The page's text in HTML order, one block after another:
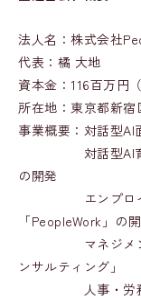
法人名：株式会社
代表：橘 大地
資本金：116百万円
所在地：東京都新宿
事業概要：対話型AI
対話型AI育成サ
の開発
エンプロイー
「PeopleWork」の
マネジメント・
ンサルティング」
人事・労務書